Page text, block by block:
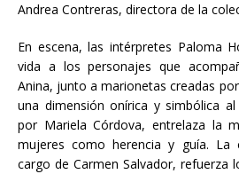
Andrea Contreras, directora de la
En escena, las intérpretes Paloma
vida a los personajes que
Anina, junto a marionetas creadas
una dimensión onírica y simbólica
por Mariela Córdova, entrelaza la
mujeres como herencia y guía. La
cargo de Carmen Salvador, refuerza